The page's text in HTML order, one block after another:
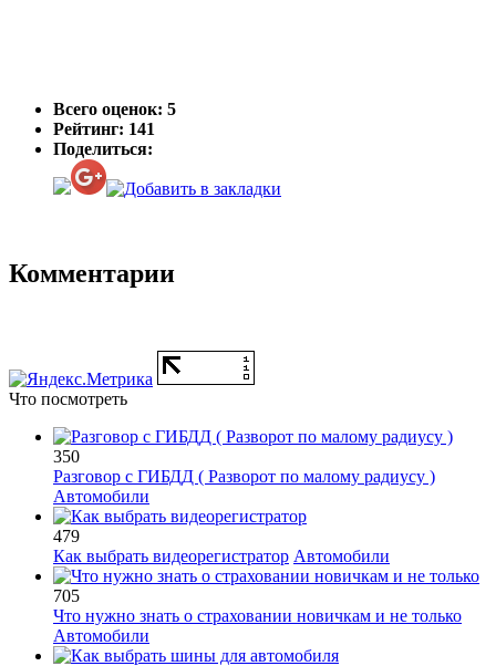
Всего оценок: 5
Рейтинг: 141
Поделиться:
Комментарии
Что посмотреть
350
Разговор с ГИБДД ( Разворот по малому радиусу )
Автомобили
479
Как выбрать видеорегистратор Автомобили
705
Что нужно знать о страховании новичкам и не только
Автомобили